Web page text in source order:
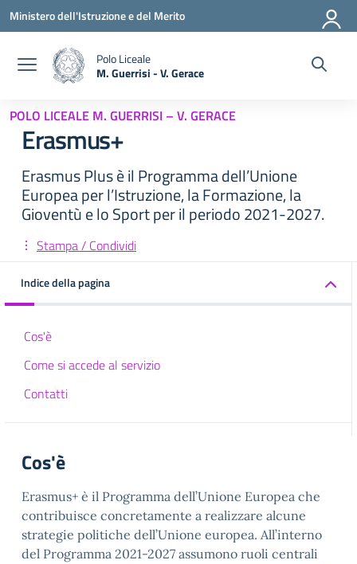
Vai ai contenuti
Vai al menu di navigazione
Vai al footer
Ministero dell'Istruzione e del Merito
Polo Liceale
M. Guerrisi - V. Gerace
POLO LICEALE M. GUERRISI – V. GERACE
Erasmus+
Erasmus Plus è il Programma dell’Unione
Europea per l’Istruzione, la Formazione, la
Gioventù e lo Sport per il periodo 2021-2027.
Stampa / Condividi
Indice della pagina
Cos'è
Come si accede al servizio
Contatti
Cos'è
Erasmus+ è il Programma dell’Unione Europea che
contribuisce concretamente a realizzare alcune
strategie politiche dell’Unione europea. All’interno
del Programma 2021-2027 assumono ruoli centrali